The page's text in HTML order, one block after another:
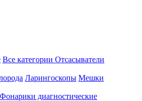
Все категории Отсасыватели
Ларингоскопы Мешки
Фонарики диагностические